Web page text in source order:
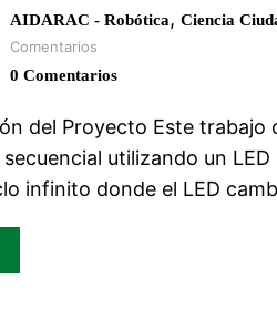
AIDARAC - Robótica, Ciencia
Comentarios
0 Comentarios
del Proyecto Este
utilizando un
infinito donde el LED